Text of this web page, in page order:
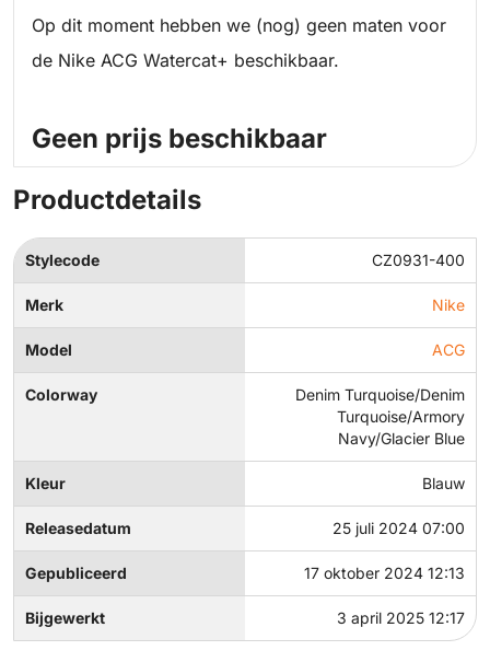
Op dit moment hebben we (nog) geen maten voor
de Nike ACG Watercat+ beschikbaar.
Geen prijs beschikbaar
Productdetails
Stylecode CZ0931-400
Merk Nike
Model ACG
Colorway
Denim Turquoise/Denim
Turquoise/Armory
Navy/Glacier Blue
Kleur Blauw
Releasedatum 25 juli 2024 07:00
Gepubliceerd 17 oktober 2024 12:13
Bijgewerkt 3 april 2025 12:17